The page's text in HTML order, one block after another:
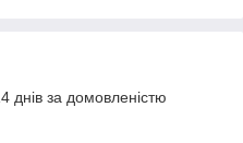
днів за домовленістю